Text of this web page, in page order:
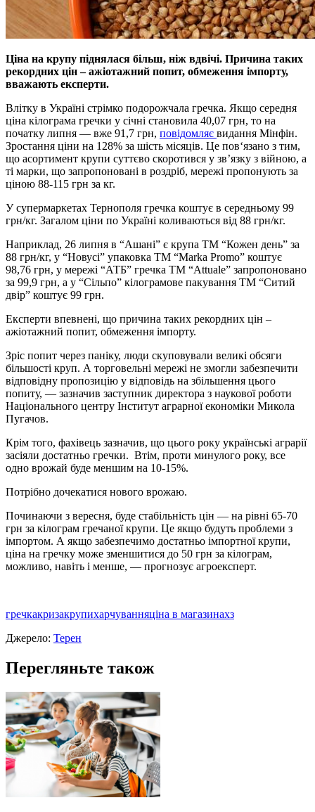
Цiна на крупу пiднялася бiльш, нiж вдвiчi. Причина таких
рекордних цiн – ажiотажний попит, обмеження iмпорту,
вважають експерти.
Влiтку в Українi стрiмко подорожчала гречка. Якщо середня
цiна кiлограма гречки у сiчнi становила 40,07 грн, то на
початку липня — вже 91,7 грн, повiдомляє видання Мiнфiн.
Зростання цiни на 128% за шiсть мiсяцiв. Це пов‘язано з тим,
що асортимент крупи суттєво скоротився у зв’язку з вiйною, а
тi марки, що запропонованi в роздрiб, мережi пропонують за
цiною 88-115 грн за кг.
У супермаркетах Тернополя гречка коштує в середньому 99
грн/кг. Загалом цiни по Українi коливаються вiд 88 грн/кг.
Наприклад, 26 липня в “Ашанi” є крупа ТМ “Кожен день” за
88 грн/кг, у “Новусi” упаковка ТМ “Marka Promo” коштує
98,76 грн, у мережi “АТБ” гречка ТМ “Attuale” запропоновано
за 99,9 грн, а у “Сiльпо” кiлограмове пакування ТМ “Ситий
двiр” коштує 99 грн.
Експерти впевненi, що причина таких рекордних цiн –
ажiотажний попит, обмеження iмпорту.
Зрiс попит через панiку, люди скуповували великi обсяги
бiльшостi круп. А торговельнi мережi не змогли забезпечити
вiдповiдну пропозицiю у вiдповiдь на збiльшення цього
попиту, — зазначив заступник директора з наукової роботи
Нацiонального центру Iнститут аграрної економiки Микола
Пугачов.
Крiм того, фахiвець зазначив, що цього року українськi аграрiї
засiяли достатньо гречки. Втiм, проти минулого року, все
одно врожай буде меншим на 10-15%.
Потрiбно дочекатися нового врожаю.
Починаючи з вересня, буде стабiльнiсть цiн — на рiвнi 65-70
грн за кiлограм гречаної крупи. Це якщо будуть проблеми з
iмпортом. А якщо забезпечимо достатньо iмпортної крупи,
цiна на гречку може зменшитися до 50 грн за кiлограм,
можливо, навiть i менше, — прогнозує агроексперт.
гречкакризакрупихарчуванняціна в магазинахз
Джерело: Терен
Перегляньте також